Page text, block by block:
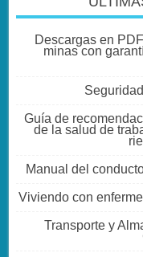
Descargas en
minas con
Guía de
de la salud de
Manual del
Viviendo con
Transporte y